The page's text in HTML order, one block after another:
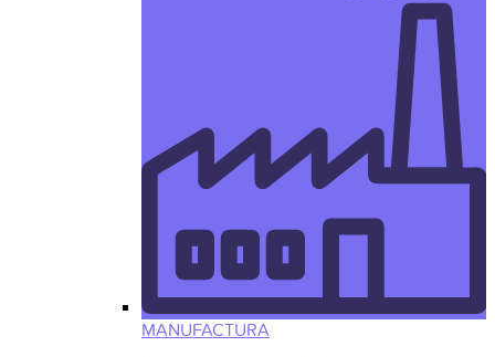
MANUFACTURA